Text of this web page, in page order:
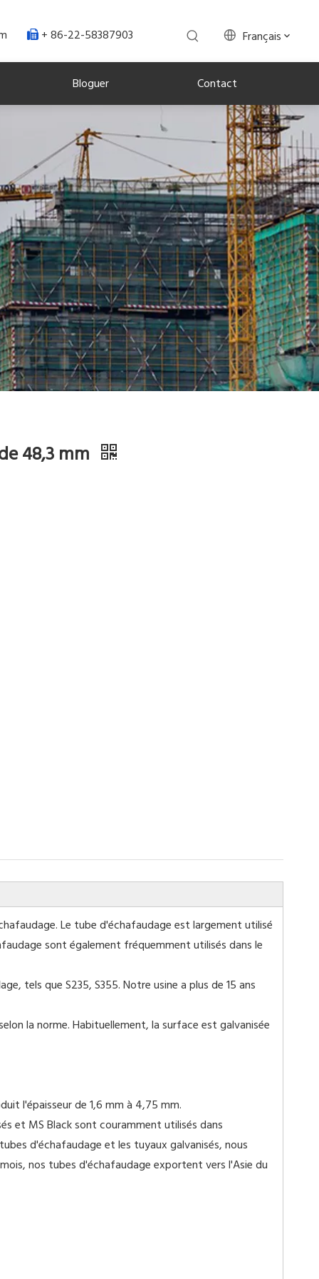
 + 86-22-58387903 Français
Bloguer Contact
48,3 mm
Le tube d'échafaudage est largement utilisé
sont également fréquemment utilisés dans le
tels que S235, S355. Notre usine a plus de 15 ans
la norme. Habituellement, la surface est galvanisée
l'épaisseur de 1,6 mm à 4,75 mm.
et MS Black sont couramment utilisés dans
d'échafaudage et les tuyaux galvanisés, nous
nos tubes d'échafaudage exportent vers l'Asie du